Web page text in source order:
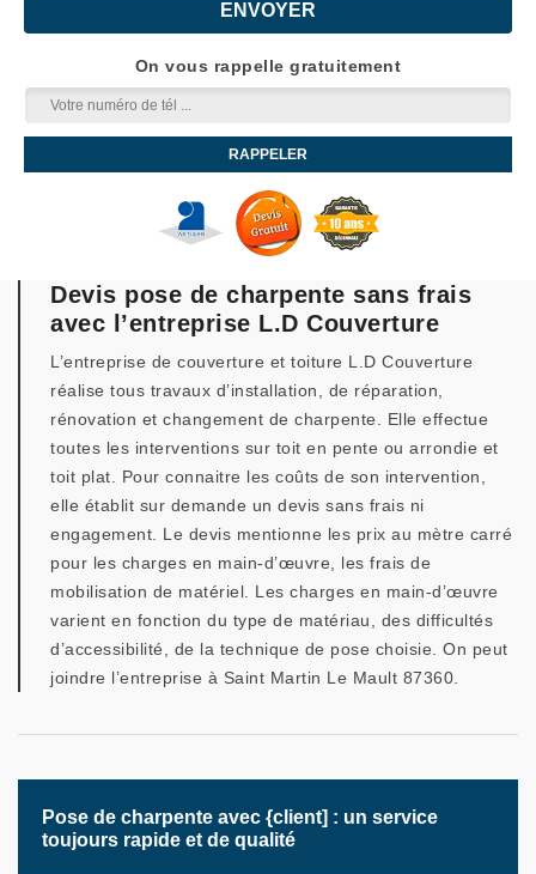
On vous rappelle gratuitement
Devis pose de charpente sans frais
avec l’entreprise L.D Couverture
L’entreprise de couverture et toiture L.D Couverture
réalise tous travaux d’installation, de réparation,
rénovation et changement de charpente. Elle effectue
toutes les interventions sur toit en pente ou arrondie et
toit plat. Pour connaitre les coûts de son intervention,
elle établit sur demande un devis sans frais ni
engagement. Le devis mentionne les prix au mètre carré
pour les charges en main-d’œuvre, les frais de
mobilisation de matériel. Les charges en main-d’œuvre
varient en fonction du type de matériau, des difficultés
d’accessibilité, de la technique de pose choisie. On peut
joindre l’entreprise à Saint Martin Le Mault 87360.
Pose de charpente avec {client] : un service
toujours rapide et de qualité